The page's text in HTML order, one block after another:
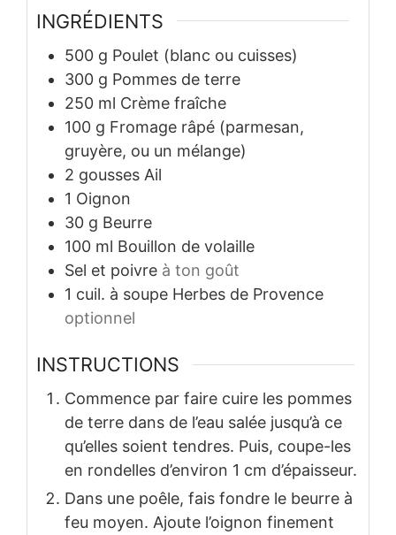
INGRÉDIENTS
500 g Poulet (blanc ou cuisses)
300 g Pommes de terre
250 ml Crème fraîche
100 g Fromage râpé (parmesan,
gruyère, ou un mélange)
2 gousses Ail
1 Oignon
30 g Beurre
100 ml Bouillon de volaille
Sel et poivre à ton goût
1 cuil. à soupe Herbes de Provence
optionnel
INSTRUCTIONS
Commence par faire cuire les pommes
de terre dans de l’eau salée jusqu’à ce
qu’elles soient tendres. Puis, coupe-les
en rondelles d’environ 1 cm d’épaisseur.
Dans une poêle, fais fondre le beurre à
feu moyen. Ajoute l’oignon finement